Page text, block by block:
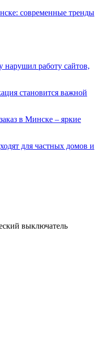
современные тренды
нарушил работу сайтов,
становится важной
в Минске – яркие
для частных домов и
выключатель